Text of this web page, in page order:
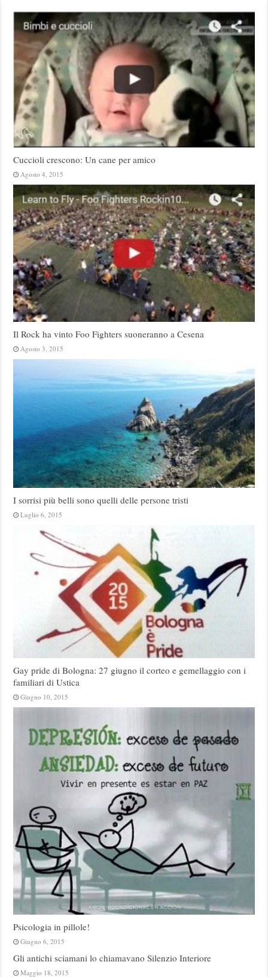
Cuccioli crescono: Un cane per amico
Agosto 4, 2015
Il Rock ha vinto Foo Fighters suoneranno a Cesena
Agosto 3, 2015
I sorrisi più belli sono quelli delle persone tristi
Luglio 6, 2015
Gay pride di Bologna: 27 giugno il corteo e gemellaggio con i
familiari di Ustica
Giugno 10, 2015
Psicologia in pillole!
Giugno 6, 2015
Gli antichi sciamani lo chiamavano Silenzio Interiore
Maggio 18, 2015